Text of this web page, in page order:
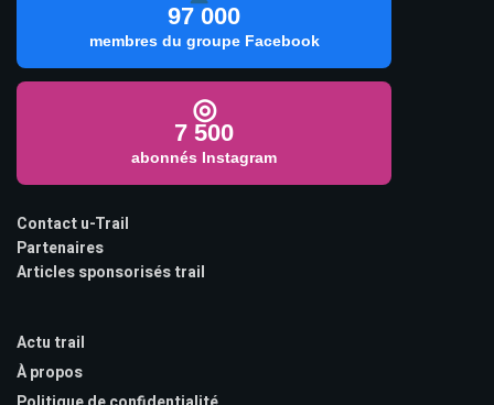
97 000
membres du groupe Facebook
◎
7 500
abonnés Instagram
Contact u-Trail
Partenaires
Articles sponsorisés trail
Actu trail
À propos